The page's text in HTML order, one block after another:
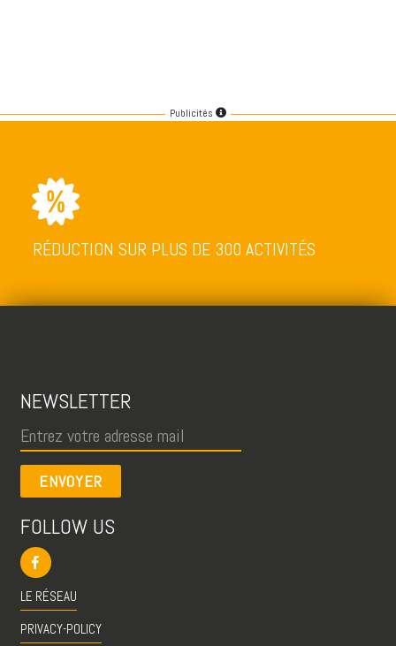
Publicités
RÉDUCTION SUR PLUS DE 300 ACTIVITÉS
NEWSLETTER
ENVOYER
FOLLOW US
LE RÉSEAU
PRIVACY-POLICY